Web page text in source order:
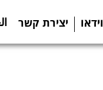
וידאו יצירת קשר